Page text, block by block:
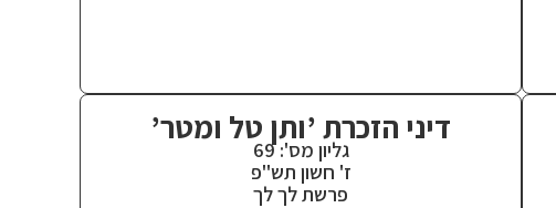
דיני הזכרת ’ותן טל ומטר’
גליון מס': 69
ז' חשון תש"פ
פרשת לך לך